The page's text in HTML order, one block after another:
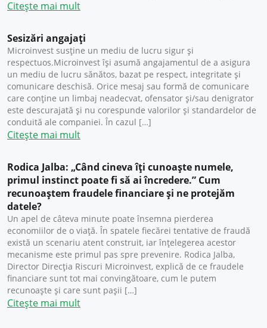
Citește mai mult
Sesizări angajați
Microinvest susține un mediu de lucru sigur și
respectuos.Microinvest își asumă angajamentul de a asigura
un mediu de lucru sănătos, bazat pe respect, integritate și
comunicare deschisă. Orice mesaj sau formă de comunicare
care conține un limbaj neadecvat, ofensator și/sau denigrator
este descurajată și nu corespunde valorilor și standardelor de
conduită ale companiei. În cazul […]
Citește mai mult
Rodica Jalba: „Când cineva îți cunoaște numele,
primul instinct poate fi să ai încredere.” Cum
recunoaștem fraudele financiare și ne protejăm
datele?
Un apel de câteva minute poate însemna pierderea
economiilor de o viață. În spatele fiecărei tentative de fraudă
există un scenariu atent construit, iar înțelegerea acestor
mecanisme este primul pas spre prevenire. Rodica Jalba,
Director Direcția Riscuri Microinvest, explică de ce fraudele
financiare sunt tot mai convingătoare, cum le putem
recunoaște și care sunt pașii […]
Citește mai mult